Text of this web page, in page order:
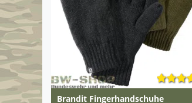
Brandit Fingerhandschuhe